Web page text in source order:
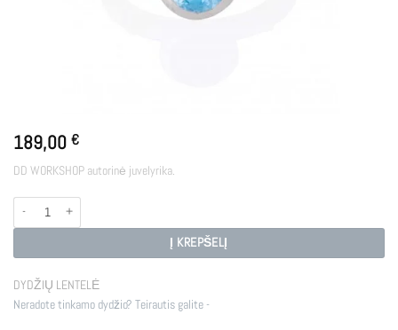
189,00 €
DD WORKSHOP autorinė juvelyrika.
produkto kiekis: ETHEREAL
Į KREPŠELĮ
DYDŽIŲ LENTELĖ
Neradote tinkamo dydžio? Teirautis galite -